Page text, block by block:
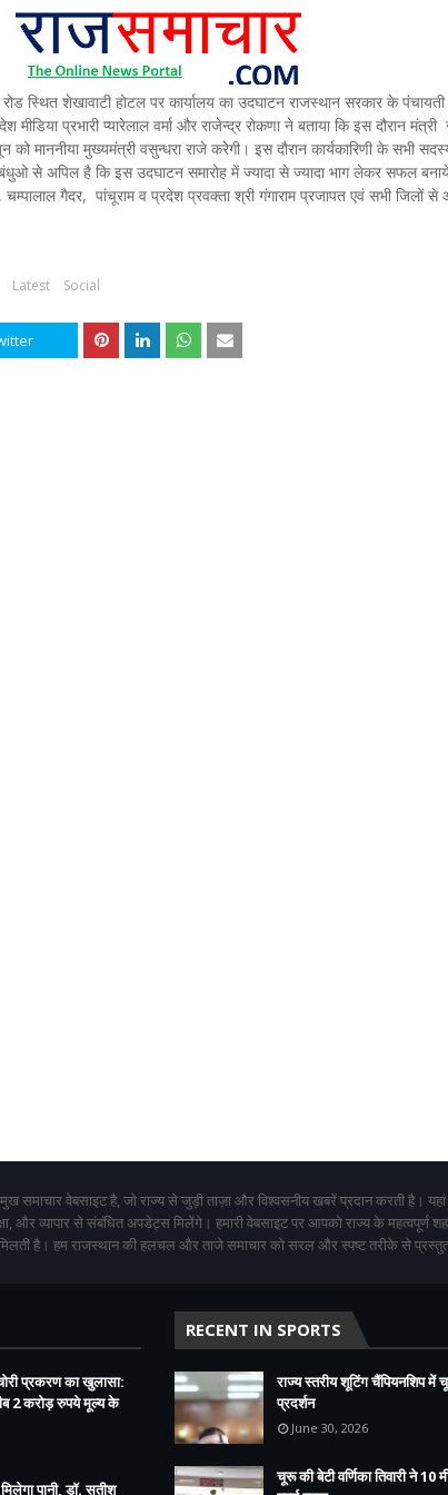
स्थित शेखावाटी होटल पर कार्यालय का उदघाटन राजस्थान सरकार के
प्रभारी प्यारेलाल वर्मा और राजेन्द्र रोकणा ने बताया कि इस दौरान
को माननीया मुख्यमंत्री वसुन्धरा राजे करेेगी। इस दौरान कार्यकारिणी के सभी
से अपिल है कि इस उदघाटन समारोह में ज्यादा से ज्यादा भाग लेकर सफल
चम्पालाल गैदर, पांचूराम व प्रदेश प्रवक्ता श्री गंगाराम प्रजापत एवं सभी जिलों
Latest Social
समाचार वेबसाइट है, जो राज्य से जुड़ी ताज़ा और विश्वसनीय खबरें प्रदान करती है।
और व्यापार से संबंधित अपडेट्स मिलेंगे। हमारी वेबसाइट पर आपको राज्य के महत्वपूर्ण
मिलती है। हम राजस्थान की हलचल और ताजे समाचार को सरल और स्पष्ट तरीके से
प्रकरण का खुलासा:
2 करोड़ रुपये मूल्य के
पानी, डॉ. सतीश
RECENT IN SPORTS
राज्य स्तरीय शूटिंग चैंपियनशिप में
प्रदर्शन
June 30, 2026
चूरू की बेटी वर्णिका तिवारी ने 10